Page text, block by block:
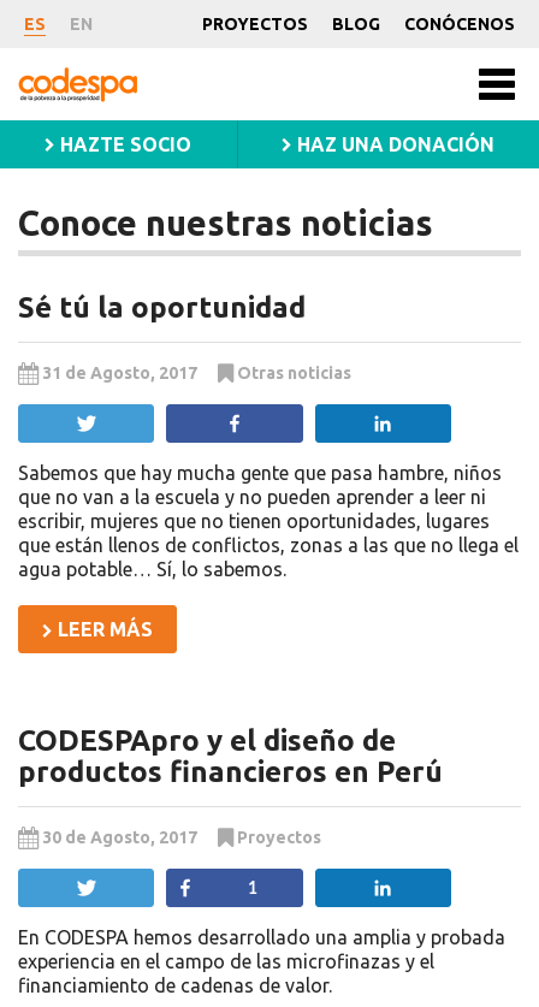
Conoce
nuestras
noticias
ES EN PROYECTOS BLOG CONÓCENOS
CODESPA
HAZTE SOCIO HAZ UNA DONACIÓN
Conoce nuestras noticias
Sé tú la oportunidad
31 de Agosto, 2017 Otras noticias
Sabemos que hay mucha gente que pasa hambre, niños
que no van a la escuela y no pueden aprender a leer ni
escribir, mujeres que no tienen oportunidades, lugares
que están llenos de conflictos, zonas a las que no llega el
agua potable… Sí, lo sabemos.
LEER MÁS
CODESPApro y el diseño de
productos financieros en Perú
30 de Agosto, 2017 Proyectos
Compartir
1
En CODESPA hemos desarrollado una amplia y probada
experiencia en el campo de las microfinazas y el
financiamiento de cadenas de valor.